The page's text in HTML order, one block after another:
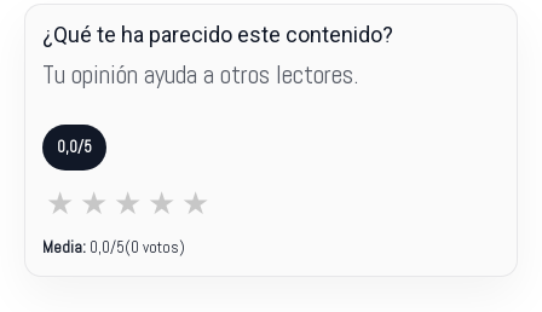
¿Qué te ha parecido este contenido?
Tu opinión ayuda a otros lectores.
0,0/5
★ ★ ★ ★ ★
Media: 0,0/5(0 votos)